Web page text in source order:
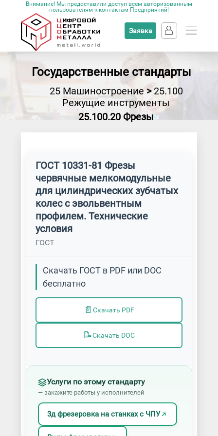
Внимание! Мы предоставили доступ всем авторизованным
пользователям к контактам Предприятий!
Заявка
Государственные стандарты
25 Машиностроение>25.100
Режущие инструменты
25.100.20 Фрезы
ГОСТ 10331-81 Фрезы
червячные мелкомодульные
для цилиндрических зубчатых
колес с эвольвентным
профилем. Технические
условия
ГОСТ
Скачать ГОСТ в PDF или DOC
бесплатно
📄 Скачать PDF
📝Скачать DOC
Услуги по этому стандарту
— закажите работы у исполнителей
3д фрезеровка на станках с ЧПУ